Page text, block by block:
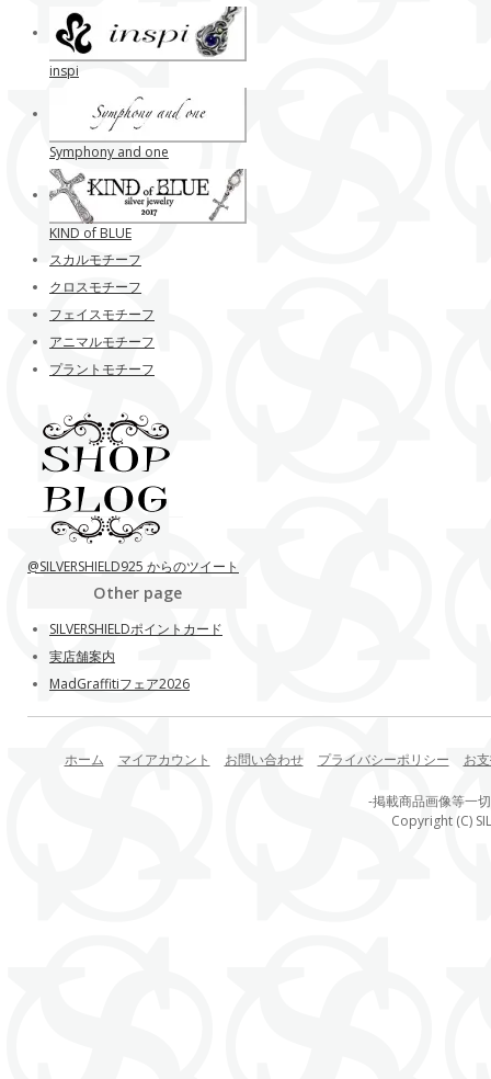
inspi
Symphony and one
KIND of BLUE
スカルモチーフ
クロスモチーフ
フェイスモチーフ
アニマルモチーフ
プラントモチーフ
@SILVERSHIELD925 からのツイート
Other page
SILVERSHIELDポイントカード
実店舗案内
MadGraffitiフェア2026
ホーム マイアカウント お問い合わせ プライバシーポリシー お
-掲載商品画像等一
Copyright (C)